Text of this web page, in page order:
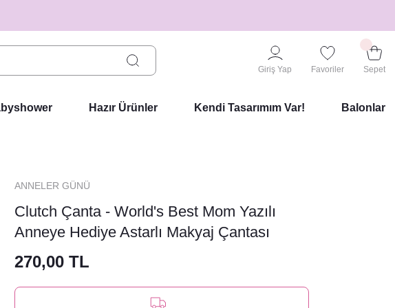
Giriş Yap Favoriler Sepet
Hazır Ürünler Kendi Tasarımım Var! Balonlar
ANNELER GÜNÜ
Clutch Çanta - World's Best Mom Yazılı
Anneye Hediye Astarlı Makyaj Çantası
270,00 TL